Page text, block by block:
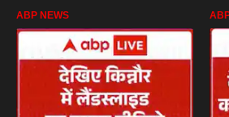
ABP NEWS